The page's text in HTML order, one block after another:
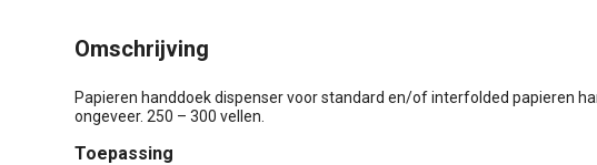
Omschrijving
Papieren handdoek dispenser voor standard en/of interfolded papieren
ongeveer. 250 – 300 vellen.
Toepassing